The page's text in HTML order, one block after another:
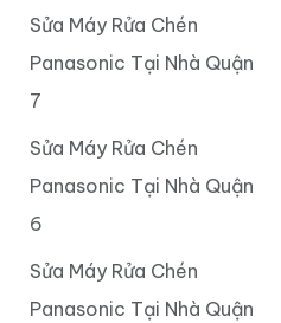
Sửa Máy Rửa Chén
Panasonic Tại Nhà Quận
7
Sửa Máy Rửa Chén
Panasonic Tại Nhà Quận
6
Sửa Máy Rửa Chén
Panasonic Tại Nhà Quận